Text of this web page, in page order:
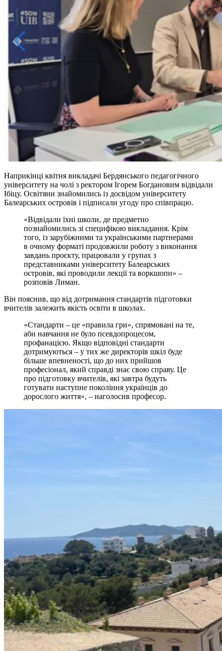
Наприкінці квітня викладачі Бердянського педагогічного
університету на чолі з ректором Ігорем Богдановим відвідали
Ібіцу. Освітяни знайомились із досвідом університету
Балеарських островів і підписали угоду про співпрацю.
«Відвідали їхні школи, де предметно
познайомились зі специфікою викладання. Крім
того, із зарубіжними та українськими партнерами
в очному форматі продовжили роботу з виконання
завдань проєкту, працювали у групах з
представниками університету Балеарських
островів, які проводили лекції та воркшопи» –
розповів Лиман.
Він пояснив, що від дотримання стандартів підготовки
вчителів залежить якість освіти в школах.
«Стандарти – це «правила гри», спрямовані на те,
аби навчання не було псевдопроцесом,
профанацією. Якщо відповідні стандарти
дотримуються – у тих же директорів шкіл буде
більше впевненості, що до них прийшов
професіонал, який справді знає свою справу. Це
про підготовку вчителів, які завтра будуть
готувати наступне покоління українців до
дорослого життя», – наголосив професор.